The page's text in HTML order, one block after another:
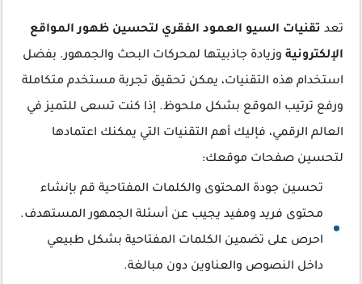
تعد تقنيات السيو العمود الفقري لتحسين ظهور المواقع
الإلكترونية وزيادة جاذبيتها لمحركات البحث والجمهور. بفضل
استخدام هذه التقنيات، يمكن تحقيق تجربة مستخدم متكاملة
ورفع ترتيب الموقع بشكل ملحوظ. إذا كنت تسعى للتميز في
العالم الرقمي، فإليك أهم التقنيات التي يمكنك اعتمادها
لتحسين صفحات موقعك:
تحسين جودة المحتوى والكلمات المفتاحية قم بإنشاء
محتوى فريد ومفيد يجيب عن أسئلة الجمهور المستهدف.
احرص على تضمين الكلمات المفتاحية بشكل طبيعي
داخل النصوص والعناوين دون مبالغة.